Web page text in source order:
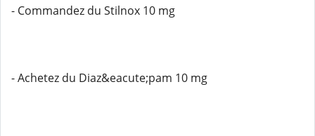
- Commandez du Stilnox 10 mg
- Achetez du Diaz&eacute;pam 10 mg